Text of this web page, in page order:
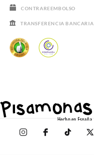
CONTRAREEMBOLSO
TRANSFERENCIA BANCARIA